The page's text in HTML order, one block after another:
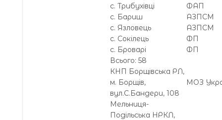
с. Трибухівці
ФАП
с. Бариш
АЗПСМ
с. Язловець
АЗПСМ
с. Сокілець
ФП
с. Броварі
ФП
Всього: 58
КНП Борщівська РЛ,
м. Борщів,
вул.С.Бандери, 108
МОЗ
Мельниця-
Подільська НРКЛ,